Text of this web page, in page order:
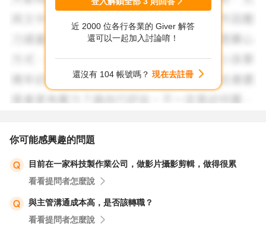
近 2000 位各行各業的 Giver 解答
還可以一起加入討論唷！
還沒有 104 帳號嗎？ 現在去註冊
你可能感興趣的問題
目前在一家科技製作業公司，做影片攝影剪輯，做得很累
看看提問者怎麼說
與主管溝通成本高，是否該轉職？
看看提問者怎麼說